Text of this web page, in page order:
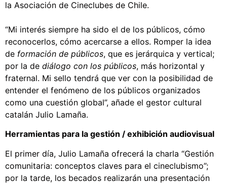
la Asociación de Cineclubes de Chile.
“Mi interés siempre ha sido el de los públicos, cómo
reconocerlos, cómo acercarse a ellos. Romper la idea
de formación de públicos, que es jerárquica y vertical;
por la de diálogo con los públicos, más horizontal y
fraternal. Mi sello tendrá que ver con la posibilidad de
entender el fenómeno de los públicos organizados
como una cuestión global”, añade el gestor cultural
catalán Julio Lamaña.
Herramientas para la gestión / exhibición audiovisual
El primer día, Julio Lamaña ofrecerá la charla “Gestión
comunitaria: conceptos claves para el cineclubismo”;
por la tarde, los becados realizarán una presentación